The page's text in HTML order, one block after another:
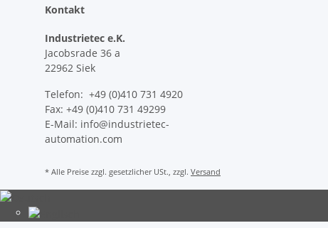
Kontakt
Industrietec e.K.
Jacobsrade 36 a
22962 Siek
Telefon: +49 (0)410 731 4920
Fax: +49 (0)410 731 49299
E-Mail: info@industrietec-
automation.com
* Alle Preise zzgl. gesetzlicher USt., zzgl. Versand